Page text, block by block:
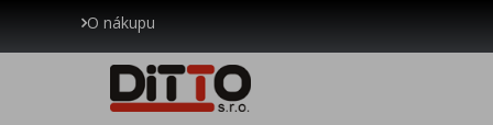
O nákupu